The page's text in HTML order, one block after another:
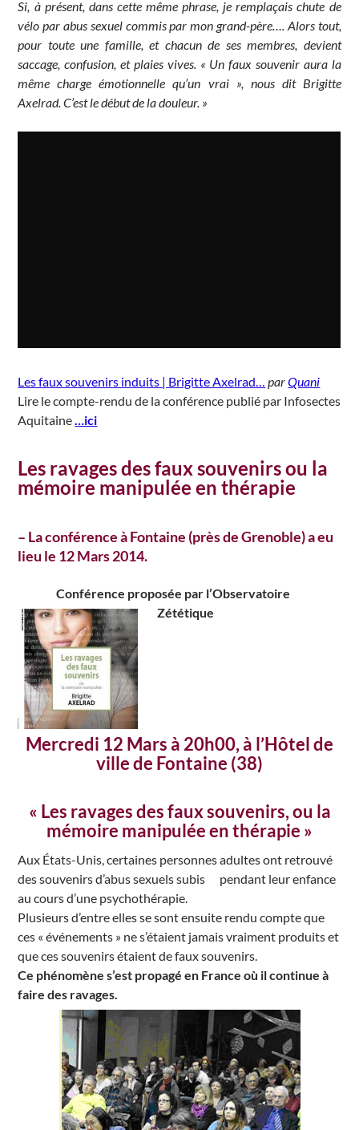
Si, à présent, dans cette même phrase, je remplaçais chute de
vélo par abus sexuel commis par mon grand-père…. Alors tout,
pour toute une famille, et chacun de ses membres, devient
saccage, confusion, et plaies vives. « Un faux souvenir aura la
même charge émotionnelle qu’un vrai », nous dit Brigitte
Axelrad. C’est le début de la douleur. »
Les faux souvenirs induits | Brigitte Axelrad… parQuani
Lire le compte-rendu de la conférence publié par Infosectes
Aquitaine…ici
Les ravages des faux souvenirs ou la
mémoire manipulée en thérapie
– La conférence à Fontaine (près de Grenoble) a eu
lieu le 12 Mars 2014.
Conférence proposée par l’Observatoire
Zététique
Mercredi 12 Mars à 20h00, à l’Hôtel de
ville de Fontaine (38)
« Les ravages des faux souvenirs, ou la
mémoire manipulée en thérapie »
Aux États-Unis, certaines personnes adultes ont retrouvé
des souvenirs d’abus sexuels subis pendant leur enfance
au cours d’une psychothérapie.
Plusieurs d’entre elles se sont ensuite rendu compte que
ces « événements » ne s’étaient jamais vraiment produits et
que ces souvenirs étaient de faux souvenirs.
Ce phénomène s’est propagé en France où il continue à
faire des ravages.